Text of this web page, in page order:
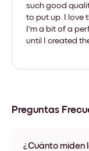
such good
to put up. I love
I'm a bit of a
until I created
Preguntas
¿Cuánto miden